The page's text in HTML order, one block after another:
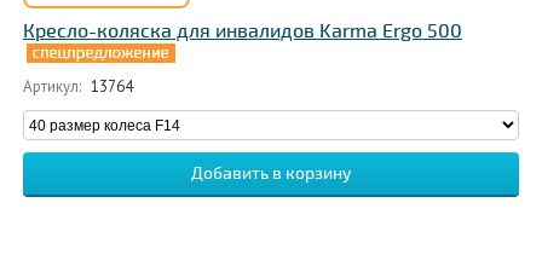
Кресло-коляска для инвалидов Karma Ergo 500
Артикул: 13764